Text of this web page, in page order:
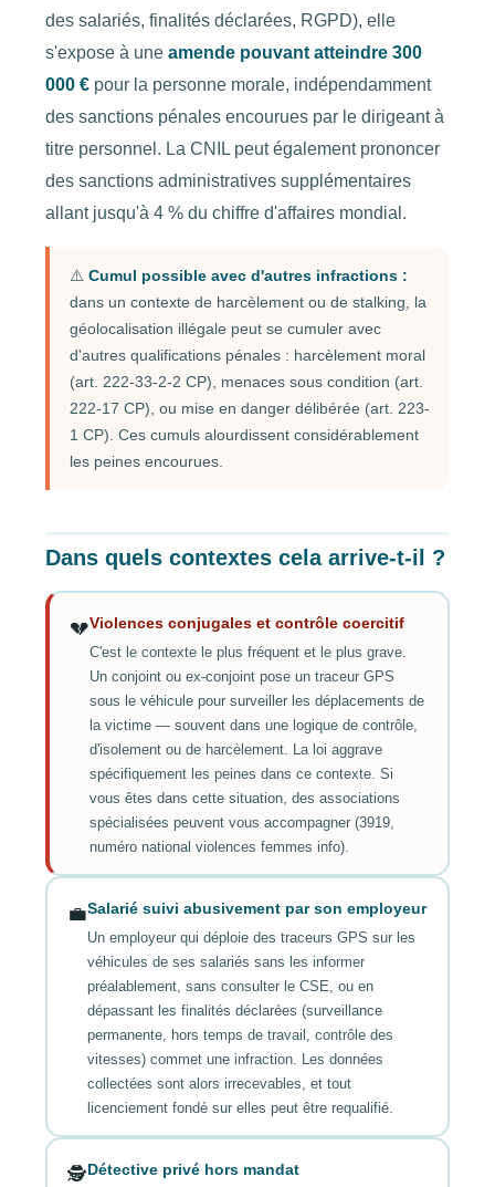
des salariés, finalités déclarées, RGPD), elle
s'expose à une amende pouvant atteindre 300
000 € pour la personne morale, indépendamment
des sanctions pénales encourues par le dirigeant à
titre personnel. La CNIL peut également prononcer
des sanctions administratives supplémentaires
allant jusqu'à 4 % du chiffre d'affaires mondial.
⚠️ Cumul possible avec d'autres infractions :
dans un contexte de harcèlement ou de stalking, la
géolocalisation illégale peut se cumuler avec
d'autres qualifications pénales : harcèlement moral
(art. 222-33-2-2 CP), menaces sous condition (art.
222-17 CP), ou mise en danger délibérée (art. 223-
1 CP). Ces cumuls alourdissent considérablement
les peines encourues.
Dans quels contextes cela arrive-t-il ?
💔Violences conjugales et contrôle coercitif
C'est le contexte le plus fréquent et le plus grave.
Un conjoint ou ex-conjoint pose un traceur GPS
sous le véhicule pour surveiller les déplacements de
la victime — souvent dans une logique de contrôle,
d'isolement ou de harcèlement. La loi aggrave
spécifiquement les peines dans ce contexte. Si
vous êtes dans cette situation, des associations
spécialisées peuvent vous accompagner (3919,
numéro national violences femmes info).
💼Salarié suivi abusivement par son employeur
Un employeur qui déploie des traceurs GPS sur les
véhicules de ses salariés sans les informer
préalablement, sans consulter le CSE, ou en
dépassant les finalités déclarées (surveillance
permanente, hors temps de travail, contrôle des
vitesses) commet une infraction. Les données
collectées sont alors irrecevables, et tout
licenciement fondé sur elles peut être requalifié.
🕵️Détective privé hors mandat